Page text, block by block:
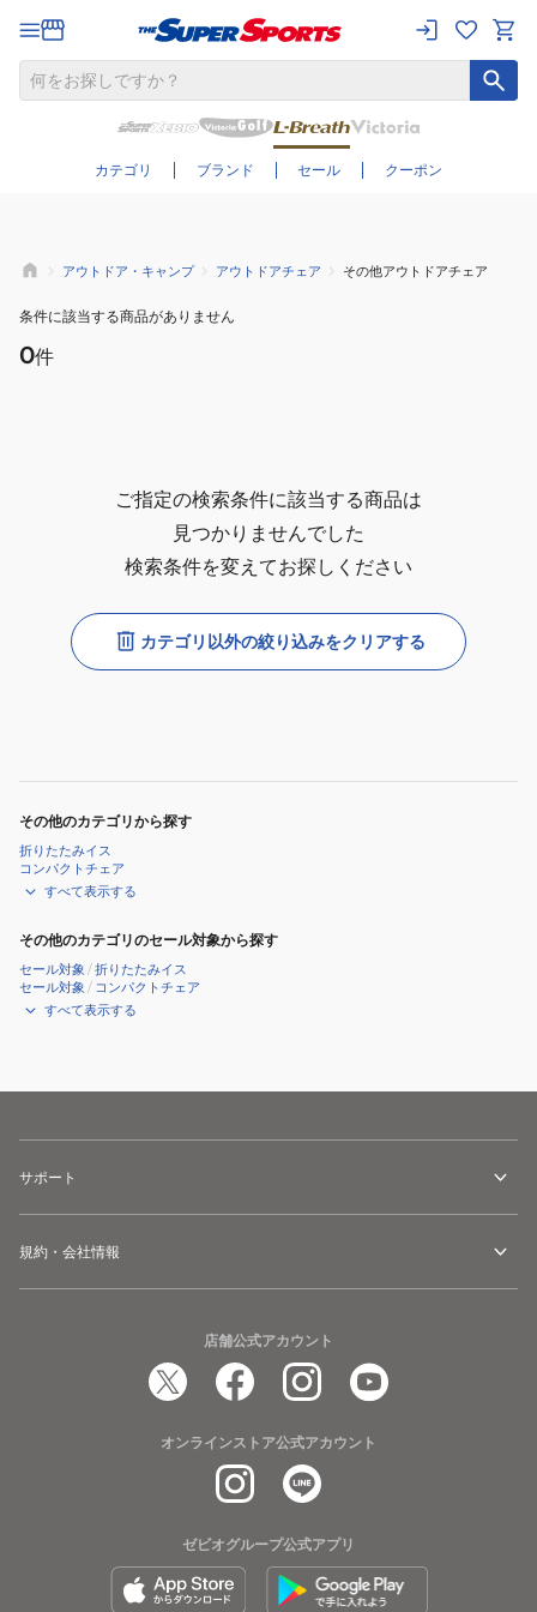
カテゴリ ブランド セール クーポン
さらに絞り込む
アウトドア・キャンプ アウトドアチェア その他アウトドアチェア
条件に該当する商品がありません
0件
ご指定の検索条件に該当する商品は
見つかりませんでした
検索条件を変えてお探しください
カテゴリ以外の絞り込みをクリアする
その他のカテゴリから探す
折りたたみイス
コンパクトチェア
すべて表示する
その他のカテゴリのセール対象から探す
セール対象 /折りたたみイス
セール対象 / コンパクトチェア
すべて表示する
サポート
規約・会社情報
店舗公式アカウント
オンラインストア公式アカウント
ゼビオグループ公式アプリ